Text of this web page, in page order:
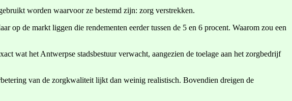
worden waarvoor ze bestemd zijn: zorg verstrekken.
op de markt liggen die rendementen eerder tussen de 5 en 6 procent. Waarom zou een
wat het Antwerpse stadsbestuur verwacht, aangezien de toelage aan het zorgbedrijf
van de zorgkwaliteit lijkt dan weinig realistisch. Bovendien dreigen de